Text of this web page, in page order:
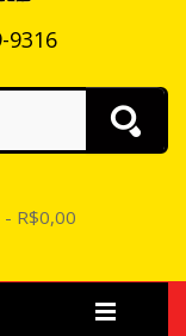
9316
- R$0,00